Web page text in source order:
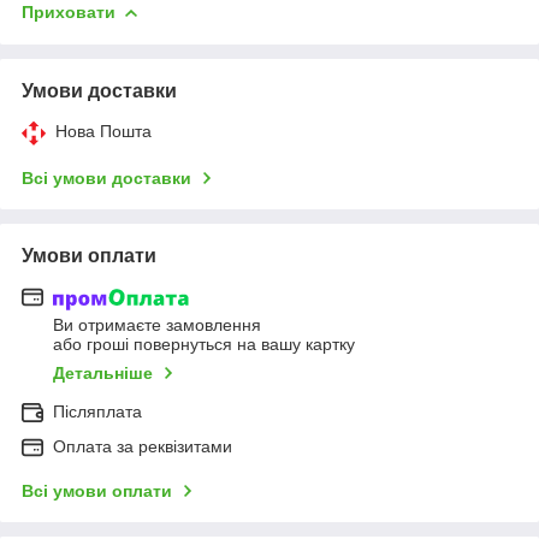
Приховати
Умови доставки
Нова Пошта
Всі умови доставки
Умови оплати
Ви отримаєте замовлення
або гроші повернуться на вашу картку
Детальніше
Післяплата
Оплата за реквізитами
Всі умови оплати